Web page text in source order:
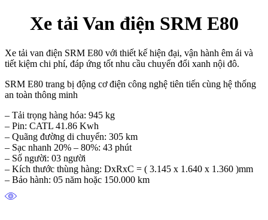
Xe tải Van điện SRM E80
Xe tải van điện SRM E80 với thiết kế hiện đại, vận hành êm ái và
tiết kiệm chi phí, đáp ứng tốt nhu cầu chuyển đổi xanh nội đô.
SRM E80 trang bị động cơ điện công nghệ tiên tiến cùng hệ thống
an toàn thông minh
– Tải trọng hàng hóa: 945 kg
– Pin: CATL 41.86 Kwh
– Quãng đường di chuyển: 305 km
– Sạc nhanh 20% – 80%: 43 phút
– Số người: 03 người
– Kích thước thùng hàng: DxRxC = ( 3.145 x 1.640 x 1.360 )mm
– Bảo hành: 05 năm hoặc 150.000 km